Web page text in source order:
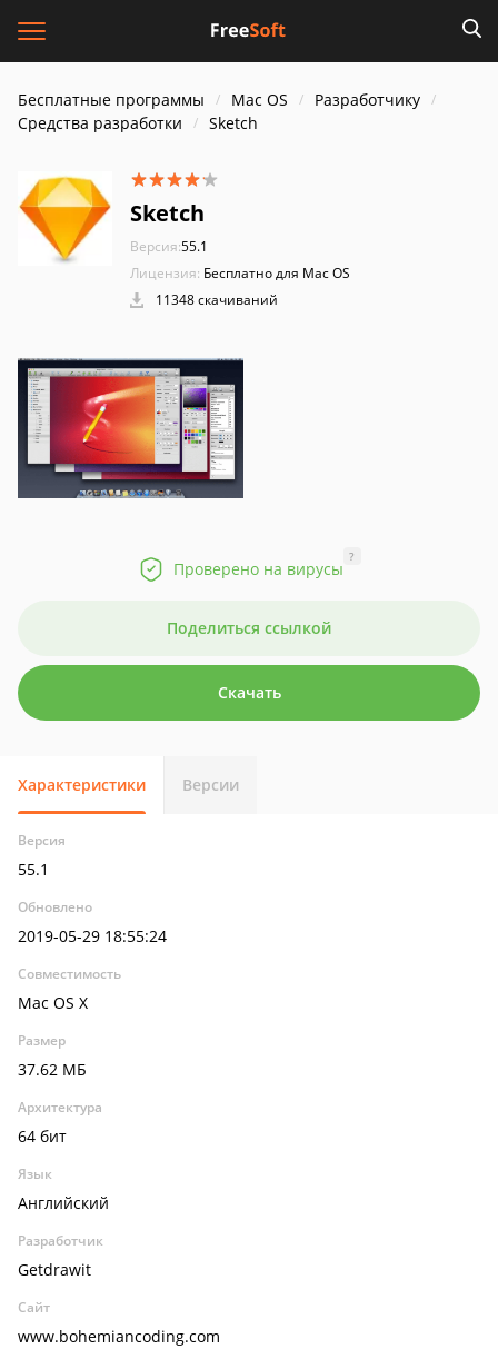
Бесплатные программы Mac OS
Разработчику
Средства разработки
Sketch
Sketch
Версия:55.1
Лицензия: Бесплатно для Mac OS
11348 скачиваний
Проверено на вирусы
?
Поделиться ссылкой
Скачать
Характеристики Версии
Версия
55.1
Обновлено
2019-05-29 18:55:24
Совместимость
Mac OS X
Размер
37.62 МБ
Архитектура
64 бит
Язык
Английский
Разработчик
Getdrawit
Сайт
www.bohemiancoding.com